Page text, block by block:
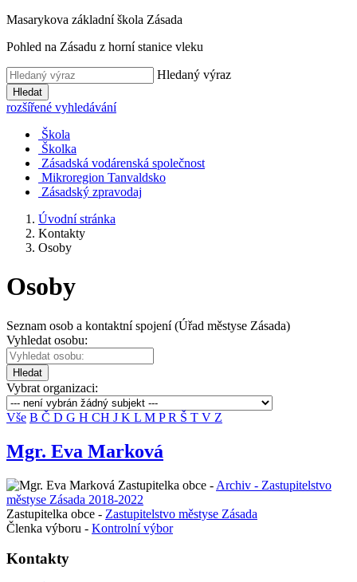
Masarykova základní škola Zásada
Pohled na Zásadu z horní stanice vleku
Hledaný výraz
Hledat
rozšířené vyhledávání
Škola
Školka
Zásadská vodárenská společnost
Mikroregion Tanvaldsko
Zásadský zpravodaj
Úvodní stránka
Kontakty
Osoby
Osoby
Seznam osob a kontaktní spojení (Úřad městyse Zásada)
Vyhledat osobu:
Hledat
Vybrat organizaci:
Vše B Č D G H CH J K L M PR Š T V Z
Mgr. Eva Marková
Zastupitelka obce - Archiv - Zastupitelstvo
městyse Zásada 2018-2022
Zastupitelka obce - Zastupitelstvo městyse Zásada
Členka výboru - Kontrolní výbor
Kontakty